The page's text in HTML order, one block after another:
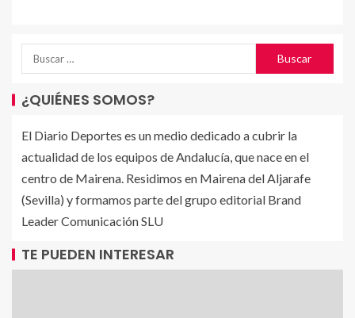
¿QUIÉNES SOMOS?
El Diario Deportes es un medio dedicado a cubrir la
actualidad de los equipos de Andalucía, que nace en el
centro de Mairena. Residimos en Mairena del Aljarafe
(Sevilla) y formamos parte del grupo editorial Brand
Leader Comunicación SLU
TE PUEDEN INTERESAR